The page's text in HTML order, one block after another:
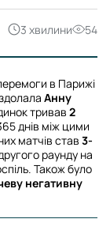
3 хвилини 54
в Парижі
Анну
тривав 2
днів між цими
матчів став 3-
раунду на
Також було
негативну